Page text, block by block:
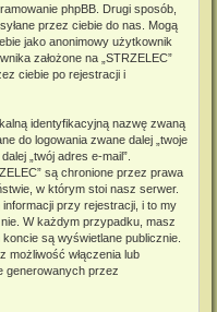
phpBB. Drugi sposób,
przez ciebie do nas. Mogą
jako anonimowy użytkownik
założone na „STRZELEC”
ciebie po rejestracji i
identyfikacyjną nazwę zwaną
do logowania zwane dalej „twoje
„twój adres e-mail”.
są chronione przez prawa
w którym stoi nasz serwer.
przy rejestracji, i to my
W każdym przypadku, masz
są wyświetlane publicznie.
możliwość włączenia lub
generowanych przez